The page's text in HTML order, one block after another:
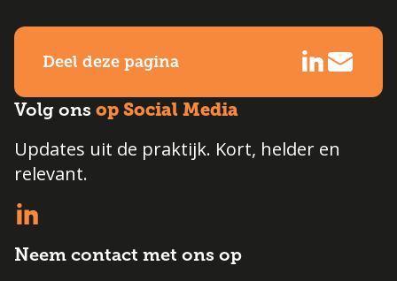
Deel deze pagina
Volg ons op Social Media
Updates uit de praktijk. Kort, helder en
relevant.
Neem contact met ons op